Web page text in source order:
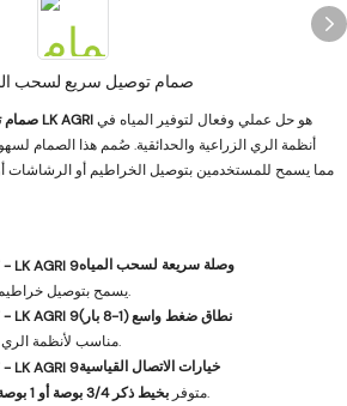
صمام توصيل سريع لسحب
صمام توصيل مدخل المياه السريع من LK AGRI
أنظمة الري الزراعية والحدائقية. صُمم هذا الصمام
مما يسمح للمستخدمين بتوصيل الخراطيم أو الرشاشات
وصلة سريعة لسحب المياه
يسمح بتوصيل خراطيم ومعدات الري بسرعة وسهولة.
نطاق ضغط واسع (1-8 بار)
مناسب لأنظمة الري ذات الضغط المنخفض والعالي.
خيارات الاتصال القياسية
متوفر بخيط ذكر 3/4 بوصة أو 1 بوصة
للتوافق مع التركيبات الشائعة.